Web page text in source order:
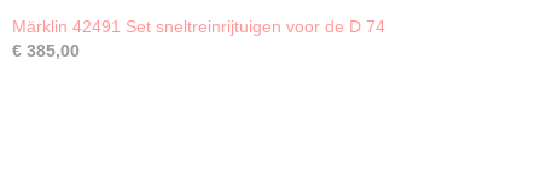
Märklin 42491 Set sneltreinrijtuigen voor de D 74
€ 385,00